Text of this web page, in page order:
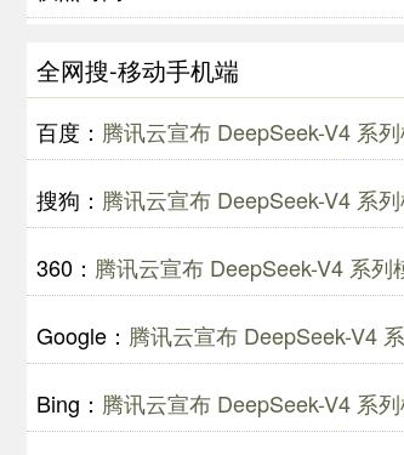
全网搜-移动手机端
百度： 腾讯云宣布 DeepSeek-V4 系
搜狗： 腾讯云宣布 DeepSeek-V4 系
360： 腾讯云宣布 DeepSeek-V4 系
Google： 腾讯云宣布 DeepSeek-V4
Bing： 腾讯云宣布 DeepSeek-V4 系